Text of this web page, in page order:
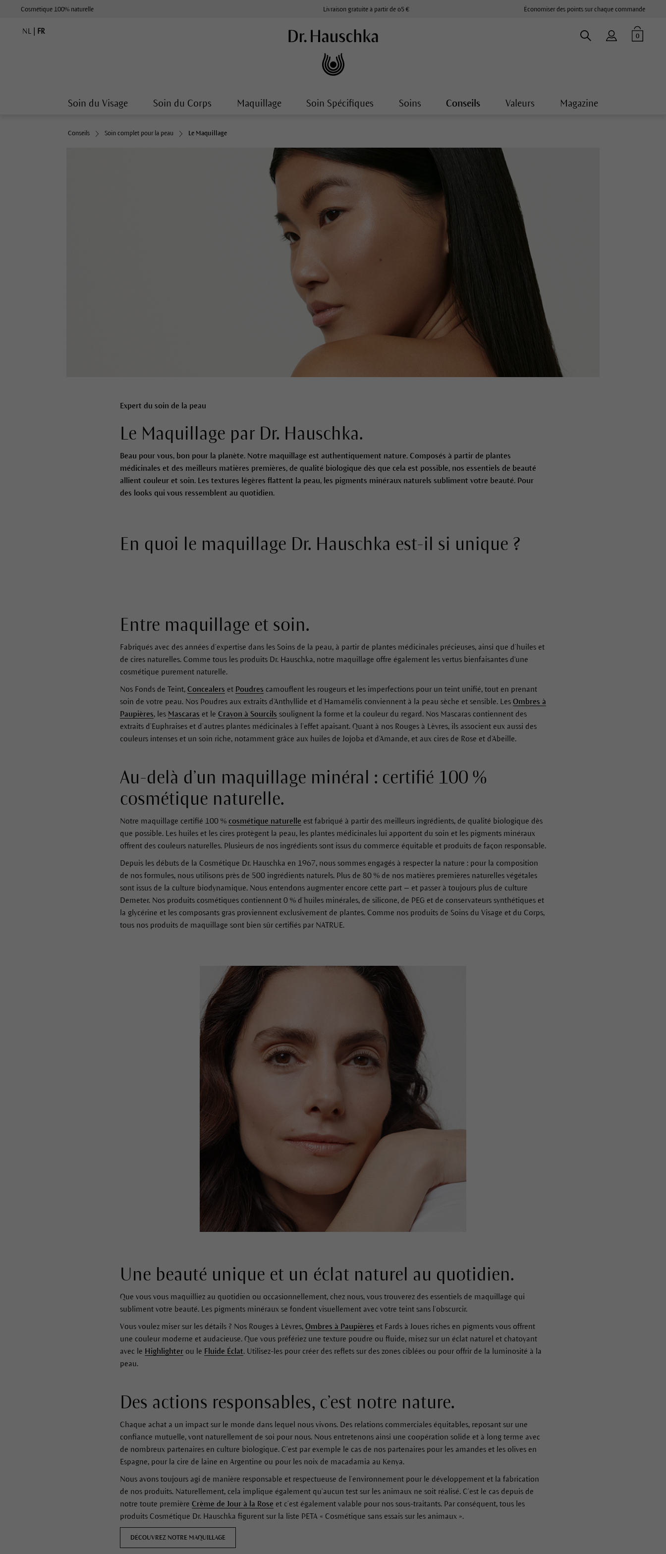
Cosmétique 100% naturelle Livraison gratuite à partir de 65 € Économiser des points sur chaque commande
NL FR
0
Soin du Visage Soin du Corps Maquillage Soin Spécifiques Soins Conseils Valeurs Magazine
Conseils Soin complet pour la peau Le Maquillage
Expert du soin de la peau
Le Maquillage par Dr. Hauschka.
Beau pour vous, bon pour la planète. Notre maquillage est authentiquement nature. Composés à partir de plantes
médicinales et des meilleurs matières premières, de qualité biologique dès que cela est possible, nos essentiels de beauté
allient couleur et soin. Les textures légères flattent la peau, les pigments minéraux naturels subliment votre beauté. Pour
des looks qui vous ressemblent au quotidien.
En quoi le maquillage Dr. Hauschka est-il si unique ?
Entre maquillage et soin.
Fabriqués avec des années d’expertise dans les Soins de la peau, à partir de plantes médicinales précieuses, ainsi que d’huiles et
de cires naturelles. Comme tous les produits Dr. Hauschka, notre maquillage offre également les vertus bienfaisantes d'une
cosmétique purement naturelle.
Nos Fonds de Teint, Concealers et Poudres camouflent les rougeurs et les imperfections pour un teint unifié, tout en prenant
soin de votre peau. Nos Poudres aux extraits d’Anthyllide et d’Hamamélis conviennent à la peau sèche et sensible. Les Ombres à
Paupières, les Mascaras et le Crayon à Sourcils soulignent la forme et la couleur du regard. Nos Mascaras contiennent des
extraits d’Euphraises et d’autres plantes médicinales à l’effet apaisant. Quant à nos Rouges à Lèvres, ils associent eux aussi des
couleurs intenses et un soin riche, notamment grâce aux huiles de Jojoba et d’Amande, et aux cires de Rose et d’Abeille.
Au-delà d’un maquillage minéral : certifié 100 %
cosmétique naturelle.
Notre maquillage certifié 100 % cosmétique naturelle est fabriqué à partir des meilleurs ingrédients, de qualité biologique dès
que possible. Les huiles et les cires protègent la peau, les plantes médicinales lui apportent du soin et les pigments minéraux
offrent des couleurs naturelles. Plusieurs de nos ingrédients sont issus du commerce équitable et produits de façon responsable.
Depuis les débuts de la Cosmétique Dr. Hauschka en 1967, nous sommes engagés à respecter la nature : pour la composition
de nos formules, nous utilisons près de 500 ingrédients naturels. Plus de 80 % de nos matières premières naturelles végétales
sont issus de la culture biodynamique. Nous entendons augmenter encore cette part — et passer à toujours plus de culture
Demeter. Nos produits cosmétiques contiennent 0 % d’huiles minérales, de silicone, de PEG et de conservateurs synthétiques et
la glycérine et les composants gras proviennent exclusivement de plantes. Comme nos produits de Soins du Visage et du Corps,
tous nos produits de maquillage sont bien sûr certifiés par NATRUE.
Une beauté unique et un éclat naturel au quotidien.
Que vous vous maquilliez au quotidien ou occasionnellement, chez nous, vous trouverez des essentiels de maquillage qui
subliment votre beauté. Les pigments minéraux se fondent visuellement avec votre teint sans l’obscurcir.
Vous voulez miser sur les détails ? Nos Rouges à Lèvres, Ombres à Paupières et Fards à Joues riches en pigments vous offrent
une couleur moderne et audacieuse. Que vous préfériez une texture poudre ou fluide, misez sur un éclat naturel et chatoyant
avec le Highlighterou le Fluide Éclat. Utilisez-les pour créer des reflets sur des zones ciblées ou pour offrir de la luminosité à la
peau.
Des actions responsables, c’est notre nature.
Chaque achat a un impact sur le monde dans lequel nous vivons. Des relations commerciales équitables, reposant sur une
confiance mutuelle, vont naturellement de soi pour nous. Nous entretenons ainsi une coopération solide et à long terme avec
de nombreux partenaires en culture biologique. C’est par exemple le cas de nos partenaires pour les amandes et les olives en
Espagne, pour la cire de laine en Argentine ou pour les noix de macadamia au Kenya.
Nous avons toujours agi de manière responsable et respectueuse de l’environnement pour le développement et la fabrication
de nos produits. Naturellement, cela implique également qu’aucun test sur les animaux ne soit réalisé. C’est le cas depuis de
notre toute première Crème de Jour à la Rose et c’est également valable pour nos sous-traitants. Par conséquent, tous les
produits Cosmétique Dr. Hauschka figurent sur la liste PETA « Cosmétique sans essais sur les animaux ».
DÉCOUVREZ NOTRE MAQUILLAGE